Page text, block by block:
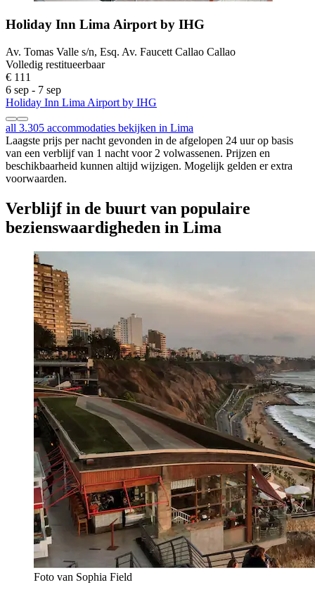
Holiday Inn Lima Airport by IHG
Av. Tomas Valle s/n, Esq. Av. Faucett Callao Callao
Volledig restitueerbaar
€ 111
6 sep - 7 sep
Holiday Inn Lima Airport by IHG
all 3.305 accommodaties bekijken in Lima
Laagste prijs per nacht gevonden in de afgelopen 24 uur op basis
van een verblijf van 1 nacht voor 2 volwassenen. Prijzen en
beschikbaarheid kunnen altijd wijzigen. Mogelijk gelden er extra
voorwaarden.
Verblijf in de buurt van populaire
bezienswaardigheden in Lima
Foto van Sophia Field